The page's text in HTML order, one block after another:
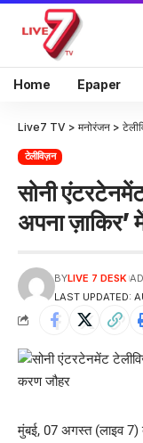
Home Epaper
Live7 TV > मनोरंजन >
टेलीविज़न
सोनी
अपना
LAST UPDATED:
BYLIVE 7 DESK
मुंबई, 07 अगस्त (लाइव 7)